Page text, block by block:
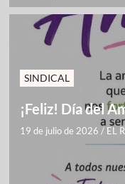
SINDICAL
¡Feliz! Día del
19 de julio de 2026 / EL